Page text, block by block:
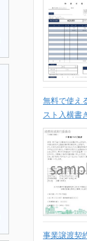
無料で使え
スト入横書
事業譲渡契